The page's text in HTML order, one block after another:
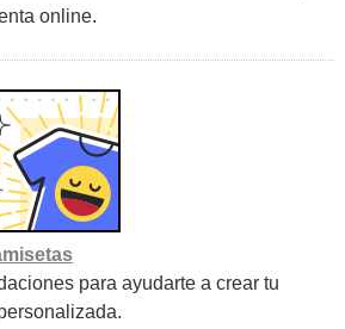
online.
para ayudarte a crear tu